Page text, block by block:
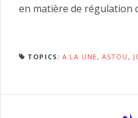
en matière de régulation
TOPICS: A LA UNE,ASTOU ,